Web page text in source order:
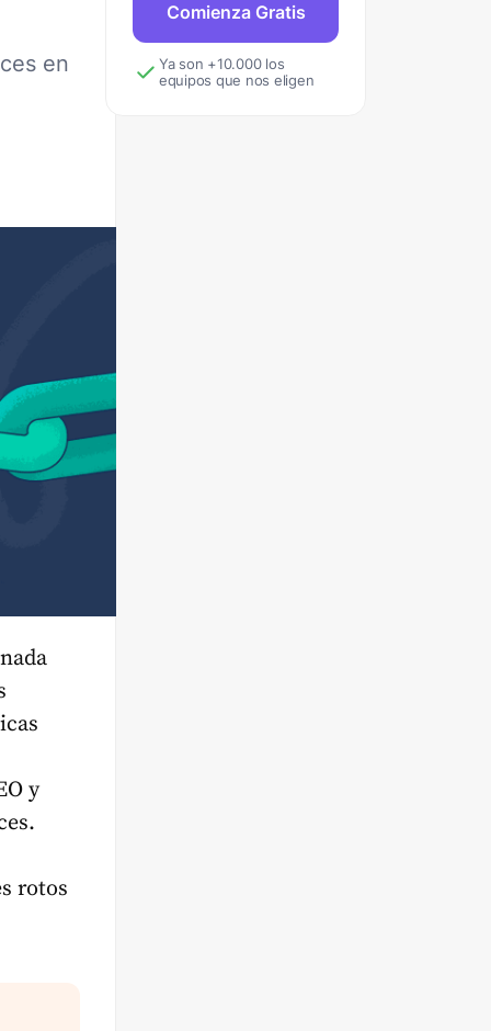
en
y
rotos
Comienza Gratis
Ya son +10.000 los
equipos que nos eligen